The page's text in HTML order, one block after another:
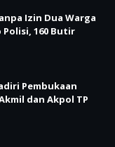
Izin Dua Warga
160 Butir
Pembukaan
dan Akpol TP